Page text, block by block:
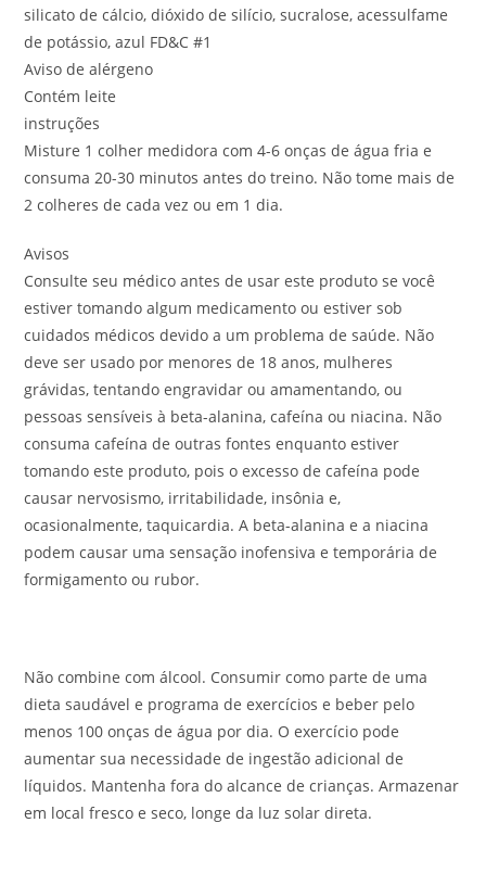
silicato de cálcio, dióxido de silício, sucralose, acessulfame
de potássio, azul FD&C #1
Aviso de alérgeno
Contém leite
instruções
Misture 1 colher medidora com 4-6 onças de água fria e
consuma 20-30 minutos antes do treino. Não tome mais de
2 colheres de cada vez ou em 1 dia.
Avisos
Consulte seu médico antes de usar este produto se você
estiver tomando algum medicamento ou estiver sob
cuidados médicos devido a um problema de saúde. Não
deve ser usado por menores de 18 anos, mulheres
grávidas, tentando engravidar ou amamentando, ou
pessoas sensíveis à beta-alanina, cafeína ou niacina. Não
consuma cafeína de outras fontes enquanto estiver
tomando este produto, pois o excesso de cafeína pode
causar nervosismo, irritabilidade, insônia e,
ocasionalmente, taquicardia. A beta-alanina e a niacina
podem causar uma sensação inofensiva e temporária de
formigamento ou rubor.
Não combine com álcool. Consumir como parte de uma
dieta saudável e programa de exercícios e beber pelo
menos 100 onças de água por dia. O exercício pode
aumentar sua necessidade de ingestão adicional de
líquidos. Mantenha fora do alcance de crianças. Armazenar
em local fresco e seco, longe da luz solar direta.